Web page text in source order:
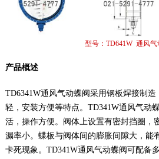
型号：TD641W 通风气
产品概述
TD6341W通风气动蝶阀采用钢板焊接制
轻，安装方便等特点。TD341W通风气动
活，操作方便。阀体上设置有密封挡圈，
漏率小。蝶板与阀体间的膨胀间隙大，能
卡死现象。TD341W通风气动蝶阀可配备